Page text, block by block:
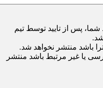
پس از تایید توسط تیم
باشد منتشر نخواهد شد.
یا غیر مرتبط باشد منتشر